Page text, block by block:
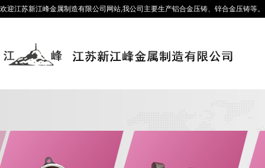
欢迎江苏新江峰金属制造有限公司网站,我公司主要生产铝合金压铸、锌合金压铸等